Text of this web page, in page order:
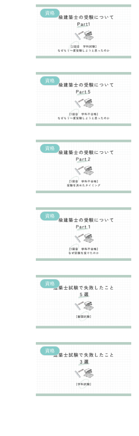
資格
資格
資格
資格
資格
資格